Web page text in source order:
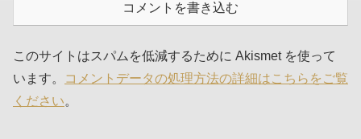
コメントを書き込む
このサイトはスパムを低減するために Akismet を使って
います。
コメントデータの処理方法の詳細はこちらをご覧
ください。